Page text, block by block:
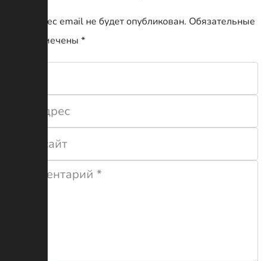
Ваш адрес email не будет опубликован. Обязательные
поля помечены *